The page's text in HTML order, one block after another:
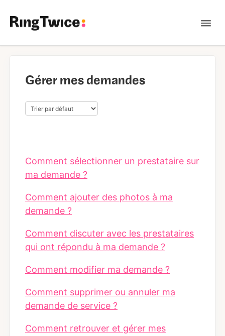
Gérer mes demandes
Comment sélectionner un prestataire sur
ma demande ?
Comment ajouter des photos à ma
demande ?
Comment discuter avec les prestataires
qui ont répondu à ma demande ?
Comment modifier ma demande ?
Comment supprimer ou annuler ma
demande de service ?
Comment retrouver et gérer mes